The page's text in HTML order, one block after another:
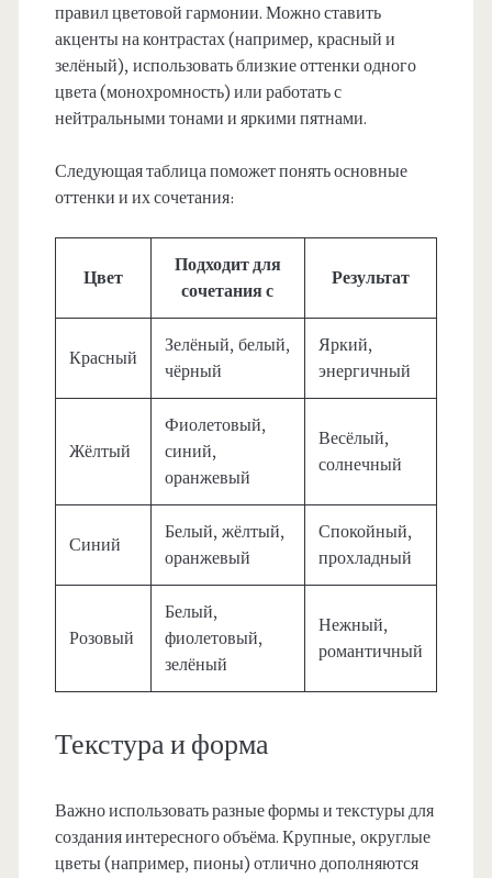
правил цветовой гармонии. Можно ставить
акценты на контрастах (например, красный и
зелёный), использовать близкие оттенки одного
цвета (монохромность) или работать с
нейтральными тонами и яркими пятнами.
Следующая таблица поможет понять основные
оттенки и их сочетания:
Цвет
Подходит для
сочетания с
Результат
Красный
Зелёный, белый,
чёрный
Яркий,
энергичный
Жёлтый
Фиолетовый,
синий,
оранжевый
Весёлый,
солнечный
Синий
Белый, жёлтый,
оранжевый
Спокойный,
прохладный
Розовый
Белый,
фиолетовый,
зелёный
Нежный,
романтичный
Текстура и форма
Важно использовать разные формы и текстуры для
создания интересного объёма. Крупные, округлые
цветы (например, пионы) отлично дополняются